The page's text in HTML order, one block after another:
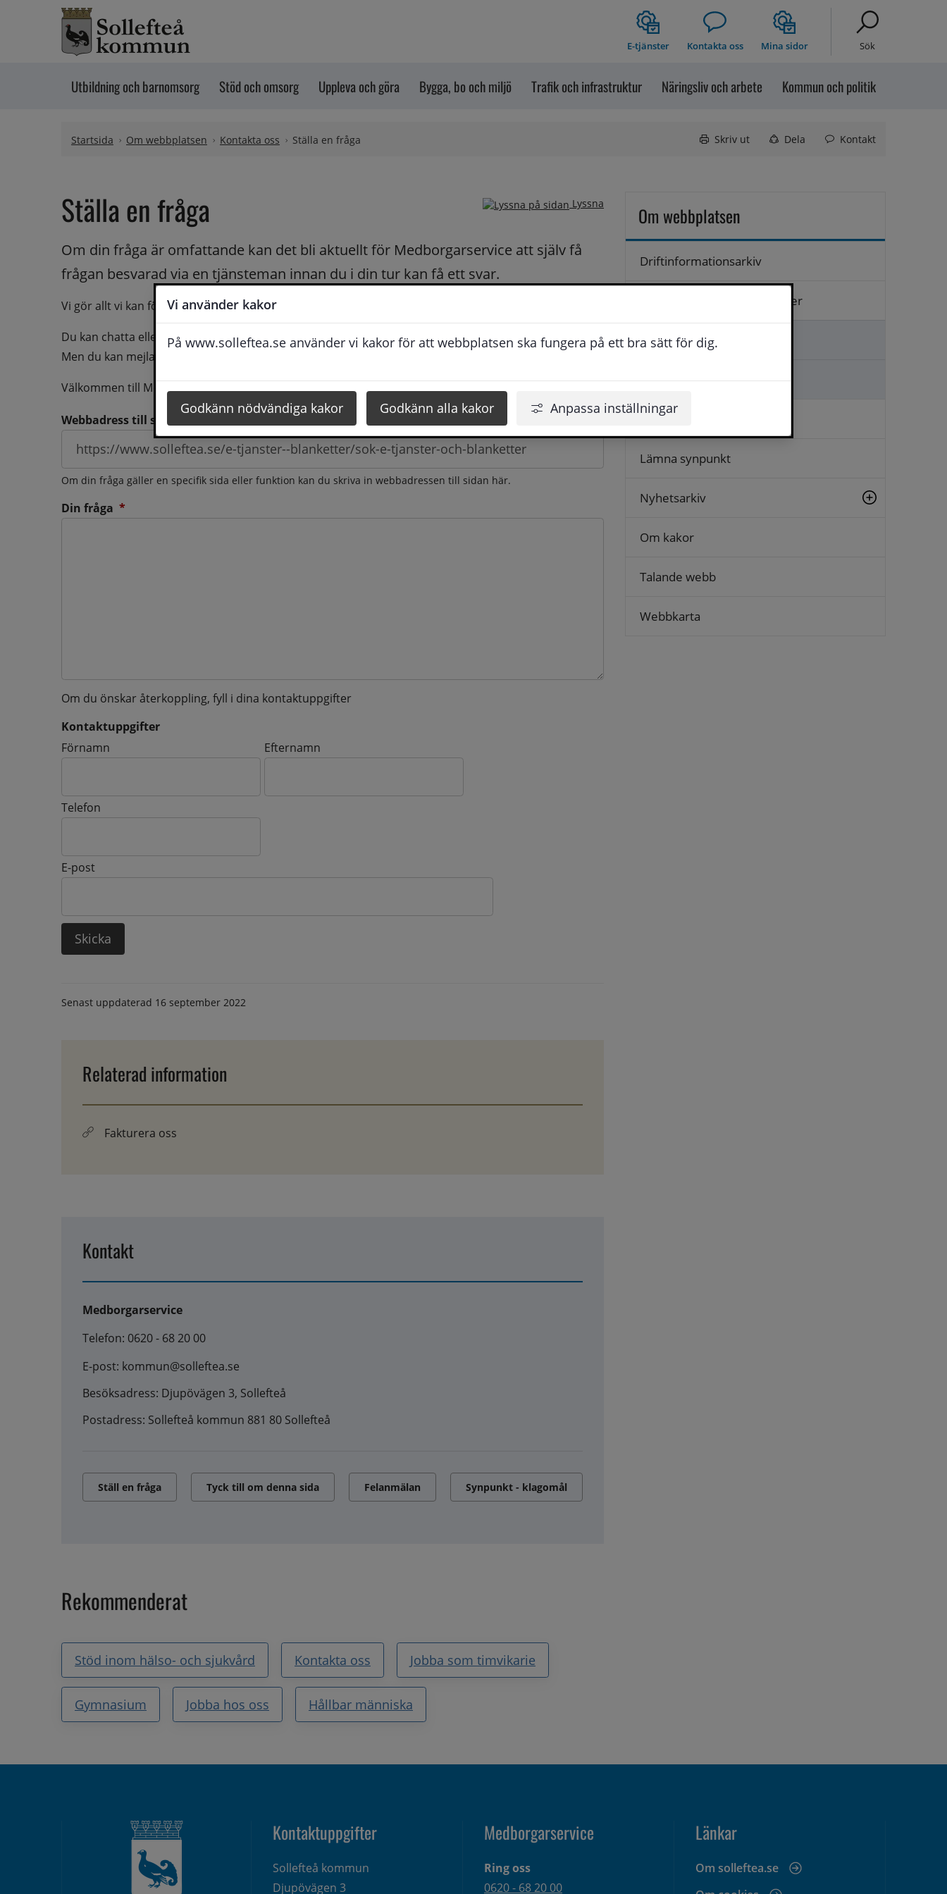
Vi använder kakor
På www.solleftea.se använder vi kakor för att webbplatsen ska fungera på ett bra sätt för dig.
Godkänn nödvändiga kakor Godkänn alla kakor Anpassa inställningar
Hoppa till innehåll
E-tjänster Kontakta oss Mina sidor Sök
Utbildning och barnomsorg Stöd och omsorg Uppleva och göra Bygga, bo och miljö Trafik och infrastruktur Näringsliv och arbete Kommun och politik
Startsida Om webbplatsen Kontakta oss Ställa en fråga Skriv ut Dela Kontakt
Lyssna
Ställa en fråga
Om din fråga är omfattande kan det bli aktuellt för Medborgarservice att själv få
frågan besvarad via en tjänsteman innan du i din tur kan få ett svar.
Vi gör allt vi kan för att du ska få hjälp och svar på dina frågor fortast möjligt.
Du kan chatta eller ringa oss med din fråga så besvarar vi dig så snabbt som möjligt under arbetstid.
Men du kan mejla oss din fråga dygnt runt och du få svaret inom 2 - 4 arbetsdagar.
Välkommen till Medborgarservice!
Webbadress till sidan som frågan berör
Om din fråga gäller en specifik sida eller funktion kan du skriva in webbadressen till sidan här.
Din fråga *
Om du önskar återkoppling, fyll i dina kontaktuppgifter
Kontaktuppgifter
Kontaktuppgifter
Förnamn Efternamn
Telefon
E-post
Senast uppdaterad 16 september 2022
Relaterad information
Fakturera oss
Kontakt
Medborgarservice
Telefon: 0620 - 68 20 00
E-post: kommun@solleftea.se
Besöksadress: Djupövägen 3, Sollefteå
Postadress: Sollefteå kommun 881 80 Sollefteå
Ställ en fråga Tyck till om denna sida Felanmälan Synpunkt - klagomål
Rekommenderat
Stöd inom hälso- och sjukvård Kontakta oss Jobba som timvikarie
Gymnasium Jobba hos oss Hållbar människa
Om webbplatsen
Driftinformationsarkiv
Hantering av personuppgifter
Kontakta oss
Ställa en fråga
Logga in
Lämna synpunkt
Nyhetsarkiv
Om kakor
Talande webb
Webbkarta
Kontaktuppgifter
Sollefteå kommun
Djupövägen 3
Medborgarservice
Ring oss
0620 - 68 20 00
Länkar
Om solleftea.se